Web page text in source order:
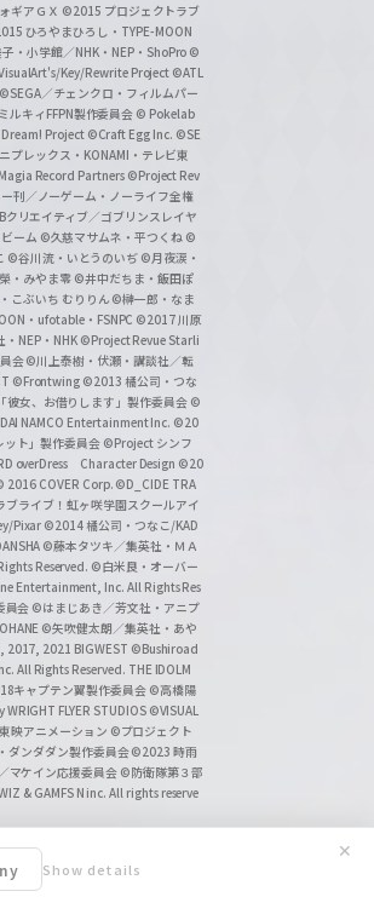
Show details
✕
ギアＧＸ ©2015 プロジェクトラブ
ひろやまひろし・TYPE-MOON
・小学館／NHK・NEP・ShoPro ©
Key/Rewrite Project ©ATL
©SEGA／チェンクロ・フィルムパー
ルキィFFPN製作委員会 © Pokelab
Project ©Craft Egg Inc. ©SE
プレックス・KONAMI・テレビ東
Record Partners ©Project Rev
刊／ノーゲーム・ノーライフ全権
リエイティブ／ゴブリンスレイヤ
ーム ©久慈マサムネ・平つくね ©
©谷川流・いとうのいぢ ©月夜涙・
・みやま零 ©井中だちま・飯田ぽ
こぶいち むりりん ©榊一郎・なま
・ufotable・FSNPC ©2017 川原
・NEP・NHK ©Project Revue Starli
会©川上泰樹・伏瀬・講談社／転
©Frontwing ©2013 橘公司・つな
彼女、お借りします」製作委員会 ©
NAMCO Entertainment Inc. ©20
ト」製作委員会 ©Project シンフ
overDress Character Design ©20
2016 COVER Corp. ©D_CIDE TRA
ライブ！虹ヶ咲学園スクールアイ
Pixar ©2014 橘公司・つなこ/KAD
©藤本タツキ／集英社・ＭＡ
Reserved. ©白米良・オーバー
Entertainment, Inc. All Rights Res
員会 ©はまじあき／芳文社・アニプ
©矢吹健太朗／集英社・あや
2021 BIGWEST ©Bushiroad
All Rights Reserved. THE IDOLM
キャプテン翼製作委員会 ©高橋陽
FLYER STUDIOS ©VISUAL
映アニメーション ©プロジェクト
ダンダダン製作委員会©2023 時雨
マケイン応援委員会 ©防衛隊第３部
& GAMFS N inc. All rights reserve